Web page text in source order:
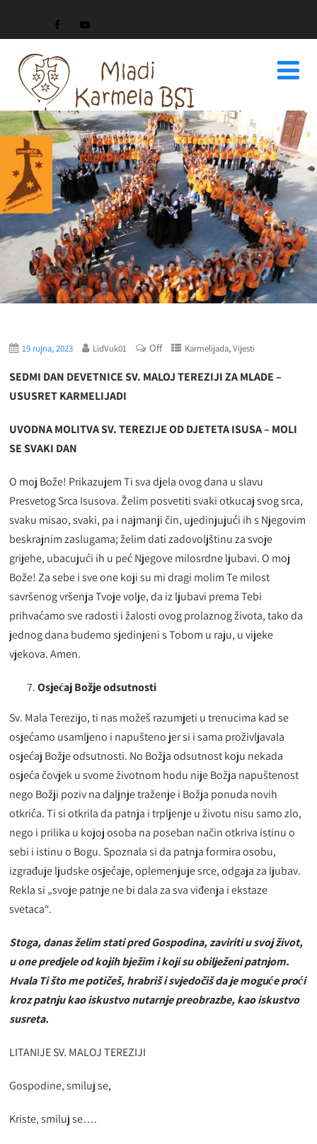
19 rujna, 2023 LidVuk01 Off Karmelijada,Vijesti
SEDMI DAN DEVETNICE SV. MALOJ TEREZIJI ZA MLADE –
USUSRET KARMELIJADI
UVODNA MOLITVA SV. TEREZIJE OD DJETETA ISUSA – MOLI
SE SVAKI DAN
O moj Bože! Prikazujem Ti sva djela ovog dana u slavu
Presvetog Srca Isusova. Želim posvetiti svaki otkucaj svog srca,
svaku misao, svaki, pa i najmanji čin, ujedinjujući ih s Njegovim
beskrajnim zaslugama; želim dati zadovoljštinu za svoje
grijehe, ubacujući ih u peć Njegove milosrdne ljubavi. O moj
Bože! Za sebe i sve one koji su mi dragi molim Te milost
savršenog vršenja Tvoje volje, da iz ljubavi prema Tebi
prihvaćamo sve radosti i žalosti ovog prolaznog života, tako da
jednog dana budemo sjedinjeni s Tobom u raju, u vijeke
vjekova. Amen.
Osjećaj Božje odsutnosti
Sv. Mala Terezijo, ti nas možeš razumjeti u trenucima kad se
osjećamo usamljeno i napušteno jer si i sama proživljavala
osjećaj Božje odsutnosti. No Božja odsutnost koju nekada
osjeća čovjek u svome životnom hodu nije Božja napuštenost
nego Božji poziv na daljnje traženje i Božja ponuda novih
otkrića. Ti si otkrila da patnja i trpljenje u životu nisu samo zlo,
nego i prilika u kojoj osoba na poseban način otkriva istinu o
sebi i istinu o Bogu. Spoznala si da patnja formira osobu,
izgrađuje ljudske osjećaje, oplemenjuje srce, odgaja za ljubav.
Rekla si „svoje patnje ne bi dala za sva viđenja i ekstaze
svetaca“.
Stoga, danas želim stati pred Gospodina, zaviriti u svoj život,
u one predjele od kojih bježim i koji su obilježeni patnjom.
Hvala Ti što me potičeš, hrabriš i svjedočiš da je moguće proći
kroz patnju kao iskustvo nutarnje preobrazbe, kao iskustvo
susreta.
LITANIJE SV. MALOJ TEREZIJI
Gospodine, smiluj se,
Kriste, smiluj se….